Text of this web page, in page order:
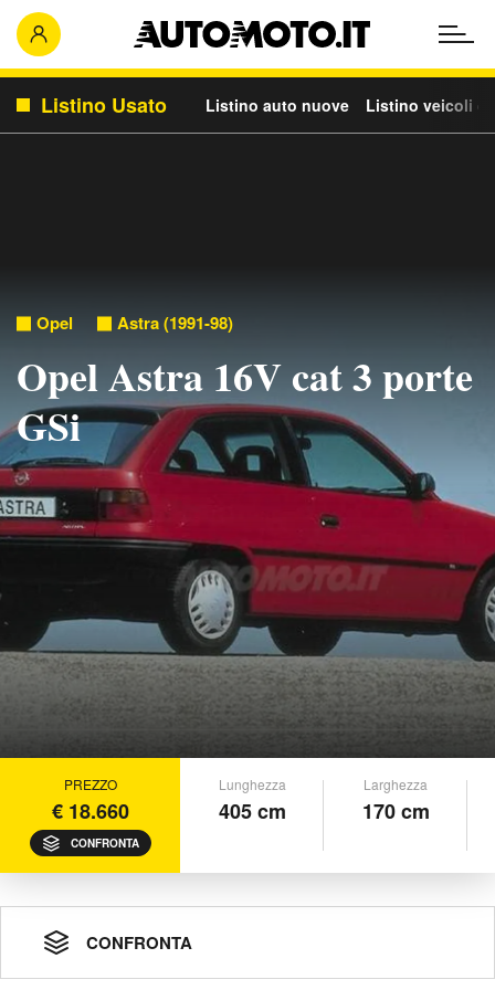
Listino Usato Listino auto nuove Listino veicoli
Opel Astra (1991-98)
Opel Astra 16V cat 3 porte
GSi
PREZZO
€ 18.660
CONFRONTA
Lunghezza
405 cm
Larghezza
170 cm
CONFRONTA